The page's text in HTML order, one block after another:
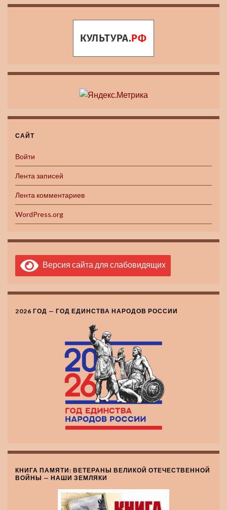
САЙТ
Войти
Лента записей
Лента комментариев
WordPress.org
Версия сайта для слабовидящих
2026 ГОД — ГОД ЕДИНСТВА НАРОДОВ РОССИИ
КНИГА ПАМЯТИ: ВЕТЕРАНЫ ВЕЛИКОЙ ОТЕЧЕСТВЕННОЙ
ВОЙНЫ — НАШИ ЗЕМЛЯКИ